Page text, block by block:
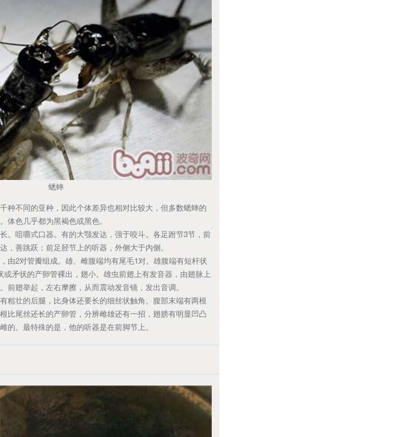
蟋蟀
不同的亚种，因此个体差异也相对比较大，但多数蟋蟀的
体色几乎都为黑褐色或黑色。
咀嚼式口器。有的大颚发达，强于咬斗。各足跗节3节，前
，善跳跃；前足胫节上的听器，外侧大于内侧。
2对管瓣组成。雄、雌腹端均有尾毛1对。雄腹端有短杆状
矛状的产卵管裸出，翅小。雄虫前翅上有发音器，由翅脉上
前翅举起，左右摩擦，从而震动发音镜，发出音调。
壮的后腿，比身体还要长的细丝状触角。腹部末端有两根
比尾丝还长的产卵管，分辨雌雄还有一招，翅膀有明显凹凸
的。最特殊的是，他的听器是在前脚节上。